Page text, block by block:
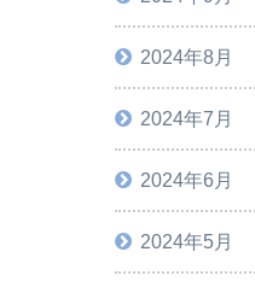
2024年8月
2024年7月
2024年6月
2024年5月